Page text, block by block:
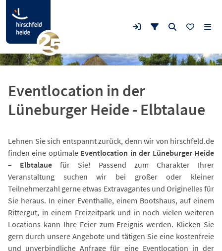
Eventlocation in der
Lüneburger Heide - Elbtalaue
Lehnen Sie sich entspannt zurück, denn wir von hirschfeld.de
finden eine optimale Eventlocation in der Lüneburger Heide
– Elbtalaue für Sie! Passend zum Charakter Ihrer
Veranstaltung suchen wir bei großer oder kleiner
Teilnehmerzahl gerne etwas Extravagantes und Originelles für
Sie heraus. In einer Eventhalle, einem Bootshaus, auf einem
Rittergut, in einem Freizeitpark und in noch vielen weiteren
Locations kann Ihre Feier zum Ereignis werden. Klicken Sie
gern durch unsere Angebote und tätigen Sie eine kostenfreie
und unverbindliche Anfrage für eine Eventlocation in der